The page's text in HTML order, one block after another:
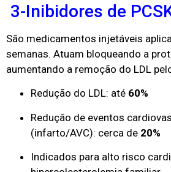
3-Inibidores de
São medicamentos injetáveis
semanas. Atuam bloqueando a
aumentando a remoção do LDL
Redução do LDL: até 60%
Redução de eventos
(infarto/AVC): cerca de 20%
Indicados para alto risco